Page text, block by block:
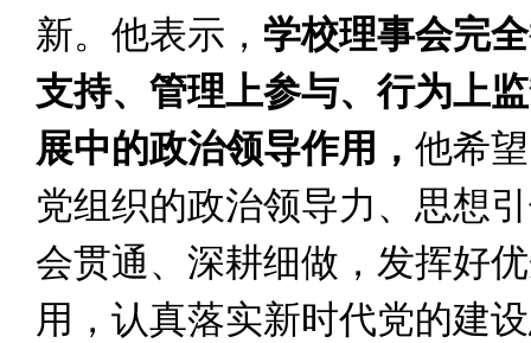
新。他表示， 学校理事会完
支持、管理上参与、行为上
展中的政治领导作用， 他希
党组织的政治领导力、思想
会贯通、深耕细做，发挥好
用，认真落实新时代党的建